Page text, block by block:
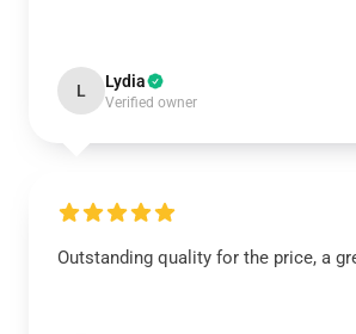
L Lydia
Verified owner
Outstanding quality for the price, a